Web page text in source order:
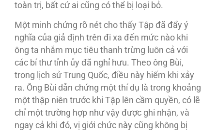
toàn trị, bất cứ ai cũng có thể bị loại bỏ.
Một minh chứng rõ nét cho thấy Tập đã đẩy ý
nghĩa của giả định trên đi xa đến mức nào khi
ông ta nhắm mục tiêu thanh trừng luôn cả với
các bí thư tỉnh ủy đã nghỉ hưu. Theo ông Bùi,
trong lịch sử Trung Quốc, điều này hiếm khi xảy
ra. Ông Bùi dẫn chứng một thí dụ là trong khoảng
một thập niên trước khi Tập lên cầm quyền, có lẽ
chỉ một trường hợp như vậy được ghi nhận, và
ngay cả khi đó, vị giới chức này cũng không bị